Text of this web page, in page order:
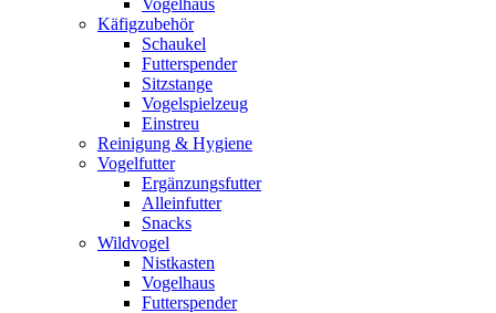
Vogelhaus
Käfigzubehör
Schaukel
Futterspender
Sitzstange
Vogelspielzeug
Einstreu
Reinigung & Hygiene
Vogelfutter
Ergänzungsfutter
Alleinfutter
Snacks
Wildvogel
Nistkasten
Vogelhaus
Futterspender